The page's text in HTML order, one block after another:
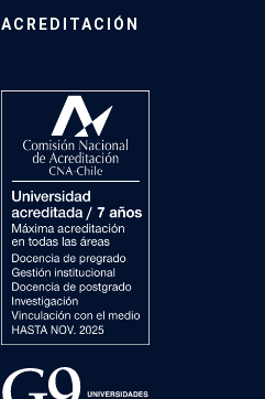
ACREDITACIÓN